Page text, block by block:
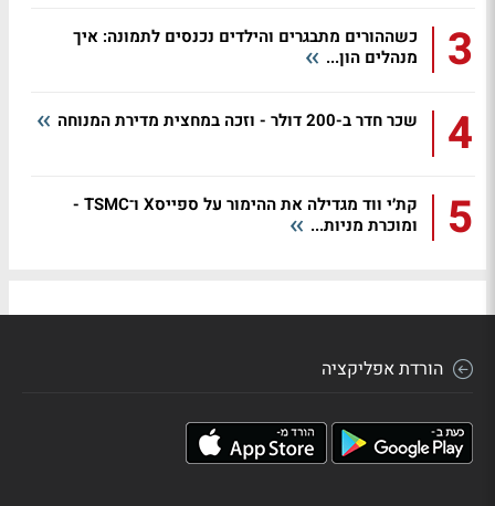
3
כשההורים מתבגרים והילדים נכנסים לתמונה: איך
מנהלים הון...
4 שכר חדר ב-200 דולר - וזכה במחצית מדירת המנוחה
5
קת׳י ווד מגדילה את ההימור על ספייסX ו־TSMC -
ומוכרת מניות...
הורדת אפליקציה